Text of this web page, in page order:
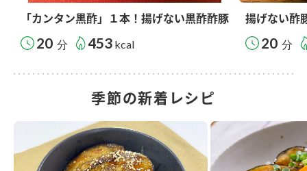
「カンタン黒酢」１本！揚げない黒酢酢豚
20 分 453 kcal
揚げない酢
20 分
季節の新着レシピ